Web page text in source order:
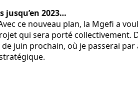
2023…
ce nouveau plan, la Mgefi a
qui sera porté collectivement.
juin prochain, où je passerai